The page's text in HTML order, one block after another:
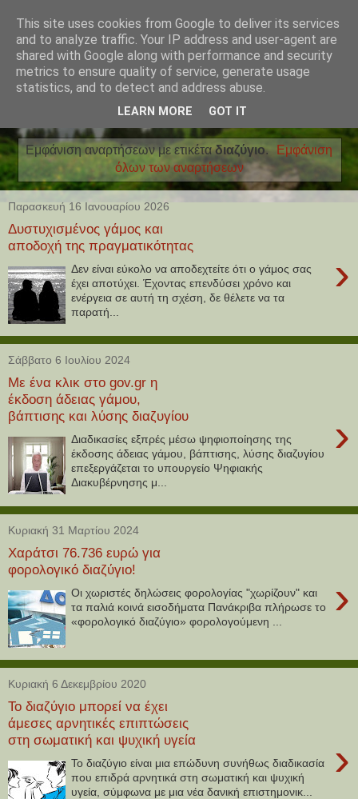
Εμφάνιση αναρτήσεων με ετικέταδιαζύγιο.
Εμφάνιση
όλων των αναρτήσεων
Παρασκευή 16 Ιανουαρίου 2026
Δυστυχισμένος γάμος και
αποδοχή της πραγματικότητας
›
Δεν είναι εύκολο να αποδεχτείτε ότι ο γάμος σας
έχει αποτύχει. Έχοντας επενδύσει χρόνο και
ενέργεια σε αυτή τη σχέση, δε θέλετε να τα
παρατή...
Σάββατο 6 Ιουλίου 2024
Με ένα κλικ στο gov.gr η
έκδοση άδειας γάμου,
βάπτισης και λύσης διαζυγίου
›
Διαδικασίες εξπρές μέσω ψηφιοποίησης της
έκδοσης άδειας γάμου, βάπτισης, λύσης διαζυγίου
επεξεργάζεται το υπουργείο Ψηφιακής
Διακυβέρνησης μ...
Κυριακή 31 Μαρτίου 2024
Χαράτσι 76.736 ευρώ για
φορολογικό διαζύγιο!
›
Οι χωριστές δηλώσεις φορολογίας "χωρίζουν" και
τα παλιά κοινά εισοδήματα Πανάκριβα πλήρωσε το
«φορολογικό διαζύγιο» φορολογούμενη ...
Κυριακή 6 Δεκεμβρίου 2020
Το διαζύγιο μπορεί να έχει
άμεσες αρνητικές επιπτώσεις
στη σωματική και ψυχική υγεία
›
Το διαζύγιο είναι μια επώδυνη συνήθως διαδικασία
που επιδρά αρνητικά στη σωματική και ψυχική
υγεία, σύμφωνα με μια νέα δανική επιστημονικ...
This site uses cookies from Google to deliver its services
and to analyze traffic. Your IP address and user-agent are
shared with Google along with performance and security
metrics to ensure quality of service, generate usage
statistics, and to detect and address abuse.
LEARN MORE GOT IT